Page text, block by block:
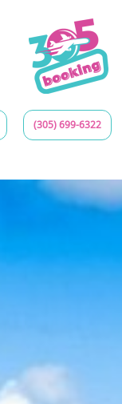
(305) 699-6322